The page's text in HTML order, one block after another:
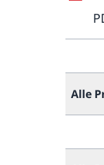
Alle